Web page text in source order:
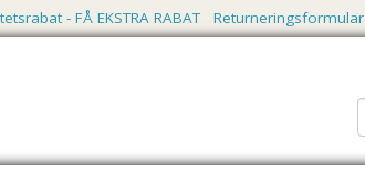
Returneringsformular
- FÅ EKSTRA RABAT